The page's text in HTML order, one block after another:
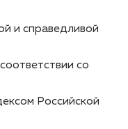
и справедливой
со
Российской